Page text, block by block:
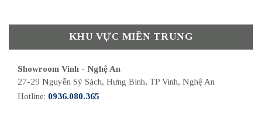
KHU VỰC MIỀN TRUNG
Showroom Vinh - Nghệ An
27-29 Nguyễn Sỹ Sách, Hưng Bình, TP Vinh, Nghệ An
Hotline: 0936.080.365